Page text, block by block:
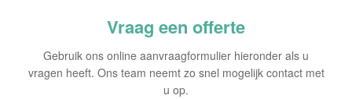
Vraag een offerte
Gebruik ons online aanvraagformulier hieronder als u
vragen heeft. Ons team neemt zo snel mogelijk contact met
u op.